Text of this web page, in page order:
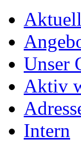
Unser
Aktiv
Intern